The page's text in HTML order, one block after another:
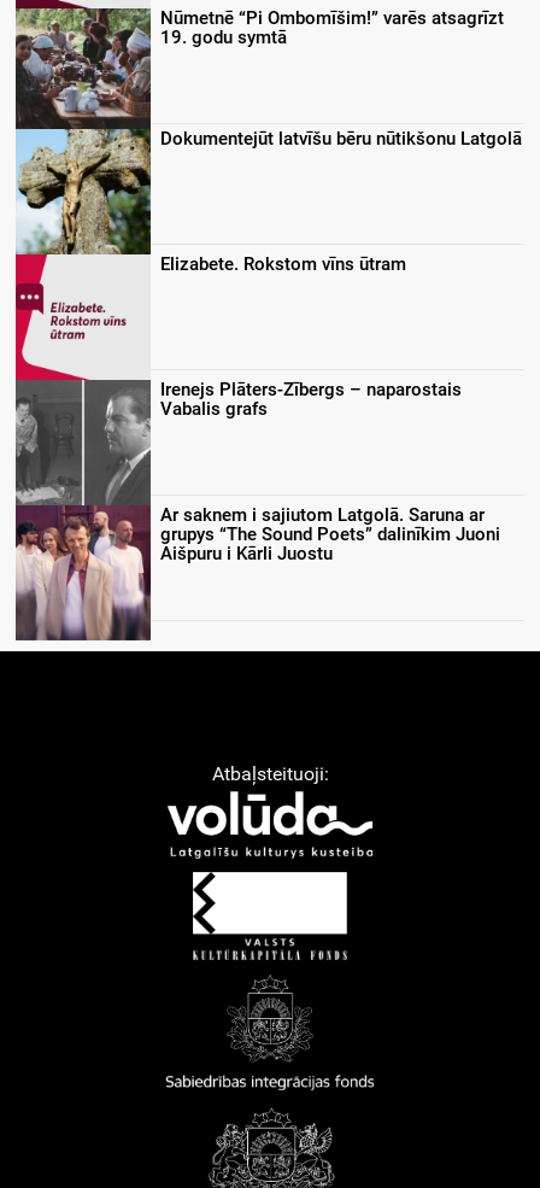
Nūmetnē “Pi Ombomīšim!” varēs atsagrīzt
19. godu symtā
Dokumentejūt latvīšu bēru nūtikšonu Latgolā
Elizabete. Rokstom vīns ūtram
Irenejs Plāters-Zībergs – naparostais
Vabalis grafs
Ar saknem i sajiutom Latgolā. Saruna ar
grupys “The Sound Poets” dalinīkim Juoni
Aišpuru i Kārli Juostu
Atbaļsteituoji: